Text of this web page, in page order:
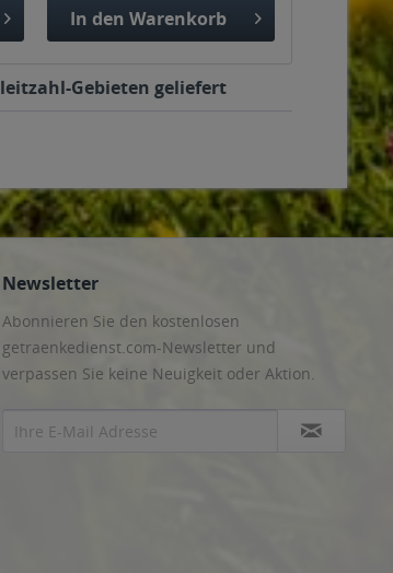
In den Warenkorb
Gebieten geliefert
Newsletter
Abonnieren Sie den kostenlosen
getraenkedienst.com-Newsletter und
verpassen Sie keine Neuigkeit oder Aktion.